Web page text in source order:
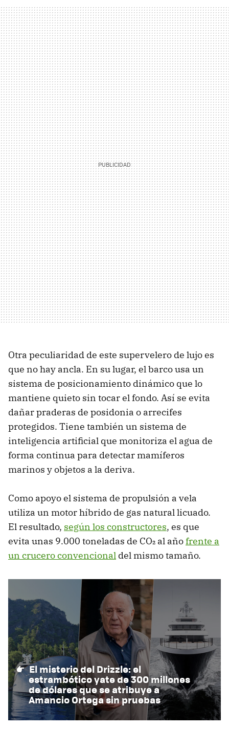
Otra peculiaridad de este supervelero de lujo es
que no hay ancla. En su lugar, el barco usa un
sistema de posicionamiento dinámico que lo
mantiene quieto sin tocar el fondo. Así se evita
dañar praderas de posidonia o arrecifes
protegidos. Tiene también un sistema de
inteligencia artificial que monitoriza el agua de
forma continua para detectar mamíferos
marinos y objetos a la deriva.
Como apoyo el sistema de propulsión a vela
utiliza un motor híbrido de gas natural licuado.
El resultado, según los constructores, es que
evita unas 9.000 toneladas de CO₂ al añofrente a
un crucero convencional del mismo tamaño.
El misterio del Drizzle: el
estrambótico yate de 300 millones
de dólares que se atribuye a
Amancio Ortega sin pruebas